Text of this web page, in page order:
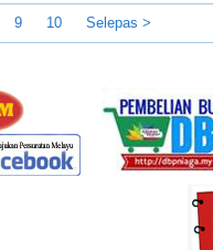
9 10 Selepas >